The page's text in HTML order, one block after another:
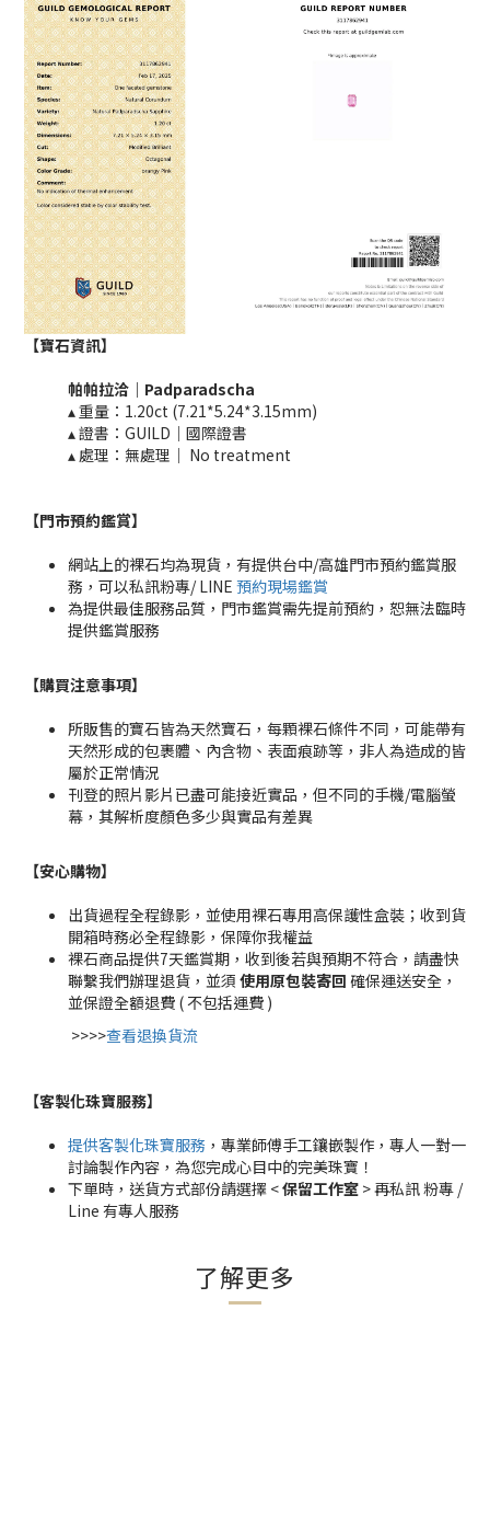
【寶石資訊】
帕帕拉洽｜ Padparadscha
▴ 重量：1.20ct (7.21*5.24*3.15mm)
▴ 證書：GUILD ｜國際證書
▴ 處理：無處理｜ No treatment​​
【門市預約鑑賞】
網站上的裸石均為現貨，有提供台中/高雄門市預約鑑賞服
務，可以私訊粉專/ LINE 預約現場鑑賞
為提供最佳服務品質，門市鑑賞需先提前預約，恕無法臨時
提供鑑賞服務
【購買注意事項】
所販售的寶石皆為天然寶石，每顆裸石條件不同，可能帶有
天然形成的包裹體、內含物、表面痕跡等，非人為造成的皆
屬於正常情況
刊登的照片影片已盡可能接近實品，但不同的手機/電腦螢
幕，其解析度顏色多少與實品有差異
【安心購物】
出貨過程全程錄影，並使用裸石專用高保護性盒裝；收到貨
開箱時務必全程錄影，保障你我權益
裸石商品提供7天鑑賞期，收到後若與預期不符合，請盡快
聯繫我們辦理退貨，並須 使用原包裝寄回 確保運送安全，
並保證全額退費 ( 不包括運費 )
>>>>查看退換貨流
【客製化珠寶服務】
提供客製化珠寶服務 ，專業師傅手工鑲嵌製作，專人一對一
討論製作內容，為您完成心目中的完美珠寶！
下單時，送貨方式部份請選擇 <保留工作室 > 再私訊 粉專 /
Line 有專人服務
了解更多